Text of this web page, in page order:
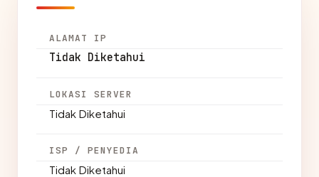
ALAMAT IP
Tidak Diketahui
LOKASI SERVER
Tidak Diketahui
ISP / PENYEDIA
Tidak Diketahui